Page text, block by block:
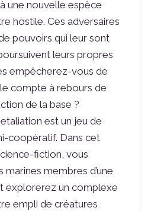
une nouvelle espèce
hostile. Ces adversaires
pouvoirs qui leur sont
leurs propres
empêcherez-vous de
compte à rebours de
de la base ?
est un jeu de
coopératif. Dans cet
fiction, vous
marines membres d’une
explorerez un complexe
empli de créatures